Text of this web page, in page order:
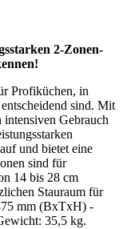
2-Zonen-
Profiküchen, in
sind. Mit
intensiven Gebrauch
und bietet eine
sind für
14 bis 28 cm
Stauraum für
mm (BxTxH) -
35,5 kg.